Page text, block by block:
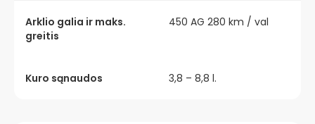
Arklio galia ir maks.
greitis
450 AG 280 km / val
Kuro sąnaudos 3,8 – 8,8 l.